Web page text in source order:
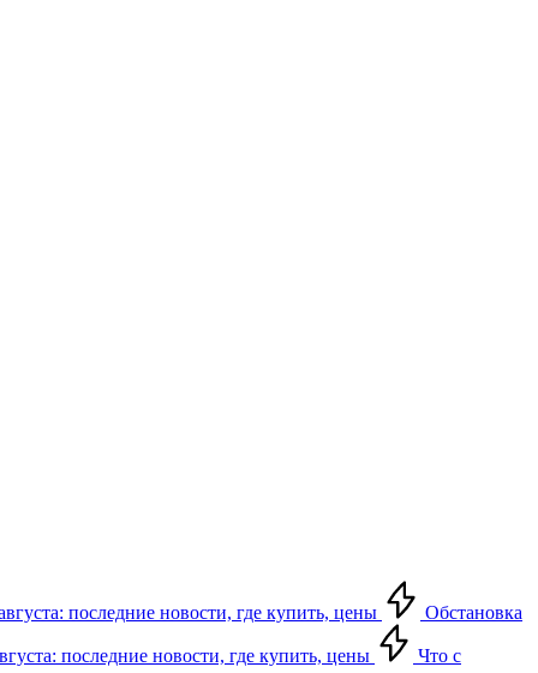
последние новости, где купить, цены Обстановка
последние новости, где купить, цены
Что с